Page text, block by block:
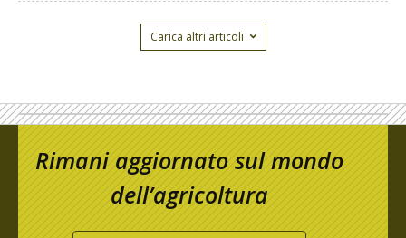
Carica altri articoli
Rimani aggiornato sul mondo
dell’agricoltura